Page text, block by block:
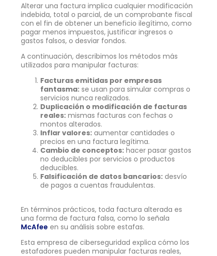
Alterar una factura implica cualquier modificación
indebida, total o parcial, de un comprobante fiscal
con el fin de obtener un beneficio ilegítimo, como
pagar menos impuestos, justificar ingresos o
gastos falsos, o desviar fondos.
A continuación, describimos los métodos más
utilizados para manipular facturas:
Facturas emitidas por empresas
fantasma: se usan para simular compras o
servicios nunca realizados.
Duplicación o modificación de facturas
reales: mismas facturas con fechas o
montos alterados.
Inflar valores: aumentar cantidades o
precios en una factura legítima.
Cambio de conceptos: hacer pasar gastos
no deducibles por servicios o productos
deducibles.
Falsificación de datos bancarios: desvío
de pagos a cuentas fraudulentas.
En términos prácticos, toda factura alterada es
una forma de factura falsa, como lo señala
McAfee en su análisis sobre estafas.
Esta empresa de ciberseguridad explica cómo los
estafadores pueden manipular facturas reales,